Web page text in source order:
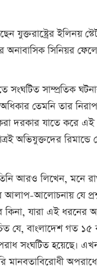
যুক্তরাষ্ট্রের ইলিনয়
অনাবাসিক সিনিয়র
সাম্প্রতিক
তেমনি তার
দরকার যাতে করে এই
অভিযুক্তদের রিমান্ডে
আরও লিখেন, মনে
আলোচনায় যে
যারা এই ধরনের
যে, বাংলাদেশ গত ১৫
সংঘটিত
মানবতাবিরোধী